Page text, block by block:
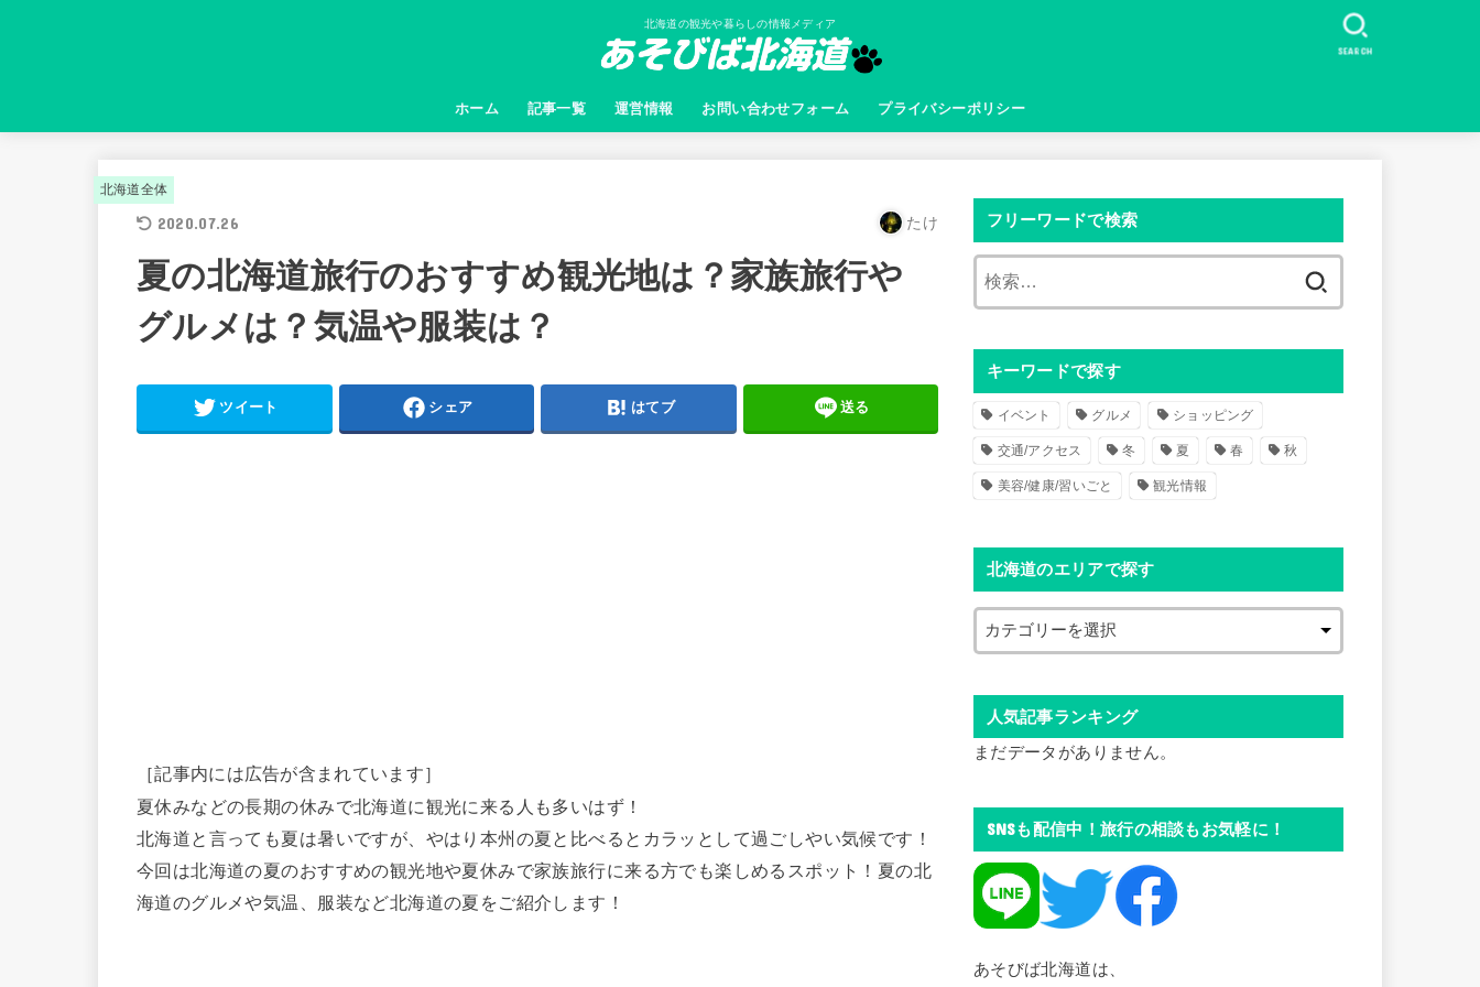
北海道の観光や暮らしの情報メディア
ホーム 記事一覧 運営情報 お問い合わせフォーム プライバシーポリシー
SEARCH
北海道全体
2020.07.26 たけ
夏の北海道旅行のおすすめ観光地は？家族旅行や
グルメは？気温や服装は？
ツイート シェア はてブ 送る
［記事内には広告が含まれています］
夏休みなどの長期の休みで北海道に観光に来る人も多いはず！
北海道と言っても夏は暑いですが、やはり本州の夏と比べるとカラッとして過ごしやい気候です！
今回は北海道の夏のおすすめの観光地や夏休みで家族旅行に来る方でも楽しめるスポット！夏の北
海道のグルメや気温、服装など北海道の夏をご紹介します！
フリーワードで検索
キーワードで探す
イベント グルメ ショッピング
交通/アクセス 冬 夏 春 秋
美容/健康/習いごと 観光情報
北海道のエリアで探す
人気記事ランキング
まだデータがありません。
SNSも配信中！旅行の相談もお気軽に！
あそびば北海道は、